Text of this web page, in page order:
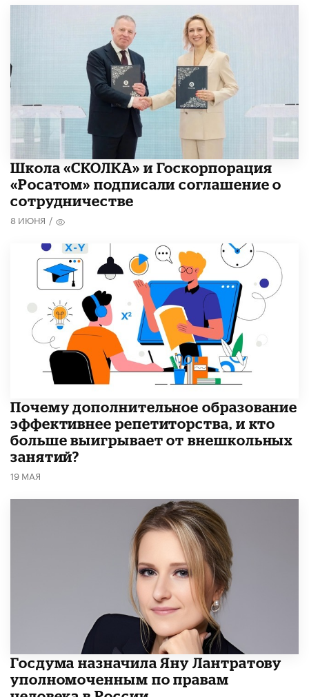
Школа «СКОЛКА» и Госкорпорация
«Росатом» подписали соглашение о
сотрудничестве
8 ИЮНЯ /
​Почему дополнительное образование
эффективнее репетиторства, и кто
больше выигрывает от внешкольных
занятий?
19 МАЯ
Госдума назначила Яну Лантратову
уполномоченным по правам